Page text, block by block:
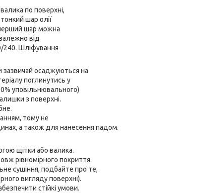
по поверхні,
шар олії
шар можна
від
240. Шліфування
зазвичай осаджуються на
поглинутись у
уповільнювального)
з поверхні.
тому не
а також для нанесення падом.
щітки або валика.
рівномірного покриття.
сушіння, подбайте про те,
вигляду поверхні).
стійкі умови.